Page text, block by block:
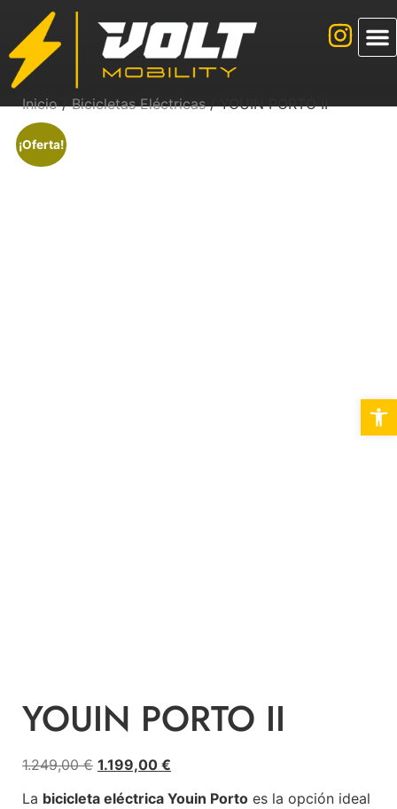
Inicio/Bicicletas Eléctricas/ YOUIN PORTO II
¡Oferta!
YOUIN PORTO II
1.249,00€ 1.199,00 €
La bicicleta eléctrica Youin Porto es la opción ideal
Abrir